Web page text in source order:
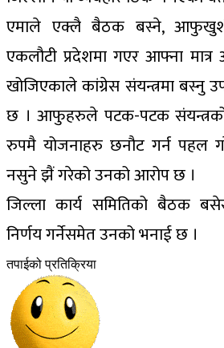
एमाले एक्लै बैठक बस्ने,
एकलौटी प्रदेशमा गएर आफ्ना मात्र
खोजिएकाले कांग्रेस संयन्त्रमा बस्नु
छ । आफुहरुले पटक-पटक
रुपमै योजनाहरु छनौट गर्न पहल
नसुने झैं गरेको उनको आरोप छ ।
जिल्ला कार्य समितिको बैठक बसेर
निर्णय गर्नेसमेत उनको भनाई छ ।
तपाईको प्रतिक्रिया